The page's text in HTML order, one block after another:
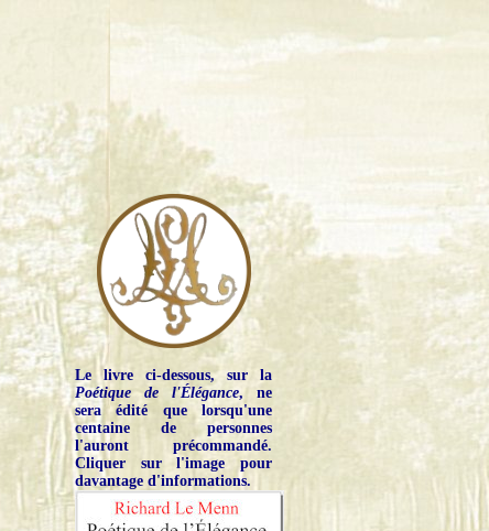
Le livre ci-dessous, sur la
Poétique de l'Élégance, ne
sera édité que lorsqu'une
centaine de personnes
l'auront précommandé.
Cliquer sur l'image pour
davantage d'informations.